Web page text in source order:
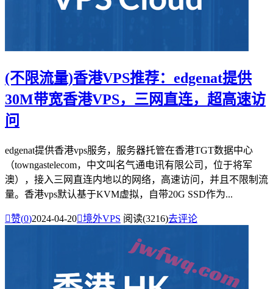
(不限流量)香港VPS推荐：edgenat提供
30M带宽香港VPS，三网直连，超高速访
问
edgenat提供香港vps服务，服务器托管在香港TGT数据中心
（towngastelecom，中文叫名气通电讯有限公司，位于将军
澳），接入三网直连内地以的网络，高速访问，并且不限制流
量。香港vps默认基于KVM虚拟，自带20G SSD作为...
赞(0)2024-04-20境外VPS 阅读(3216)去评论